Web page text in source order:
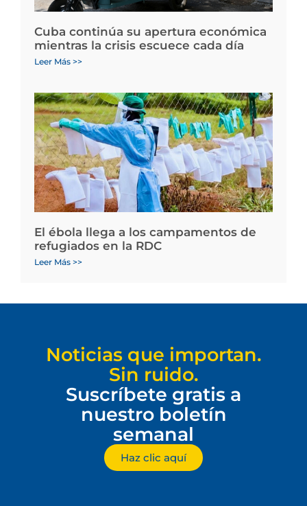
Cuba continúa su apertura económica
mientras la crisis escuece cada día
Leer Más >>
El ébola llega a los campamentos de
refugiados en la RDC
Leer Más >>
Noticias que importan.
Sin ruido.
Suscríbete gratis a
nuestro boletín
semanal
Haz clic aquí